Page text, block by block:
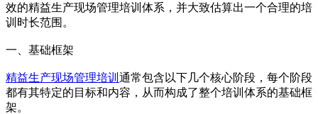
效的精益生产现场管理培训体系，并大致估算出一个合理的培
训时长范围。
一、基础框架
精益生产现场管理培训 通常包含以下几个核心阶段，每个阶段
都有其特定的目标和内容，从而构成了整个培训体系的基础框
架。